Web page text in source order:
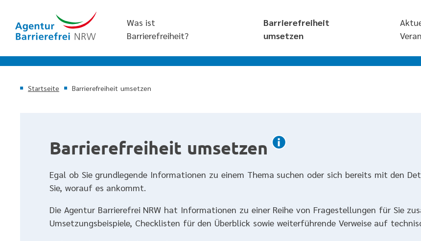
Was ist
Barrierefreiheit?
Barrierefreiheit
umsetzen
Startseite Barrierefreiheit umsetzen
Barrierefreiheit umsetzen
Egal ob Sie grundlegende Informationen zu einem Thema suchen oder sich bereits mit den
Sie, worauf es ankommt.
Die Agentur Barrierefrei NRW hat Informationen zu einer Reihe von Fragestellungen für Sie
Umsetzungsbeispiele, Checklisten für den Überblick sowie weiterführende Verweise auf